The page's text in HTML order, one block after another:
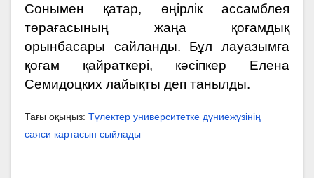
Сонымен қатар, өңірлік ассамблея
төрағасының жаңа қоғамдық
орынбасары сайланды. Бұл лауазымға
қоғам қайраткері, кәсіпкер Елена
Семидоцких лайықты деп танылды.
Тағы оқыңыз: Түлектер университетке дүниежүзінің
саяси картасын сыйлады